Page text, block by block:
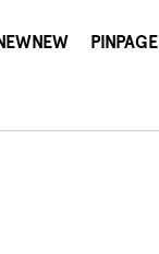
PINPAGE